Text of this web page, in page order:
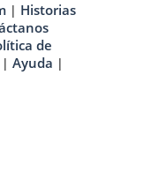
| Historias
de
| Ayuda |